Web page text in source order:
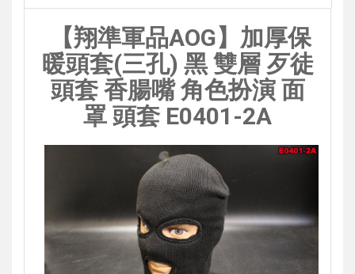
【翔準軍品AOG】加厚保
暖頭套(三孔) 黑 雙層 歹徒
頭套 香腸嘴 角色扮演 面
罩 頭套 E0401-2A